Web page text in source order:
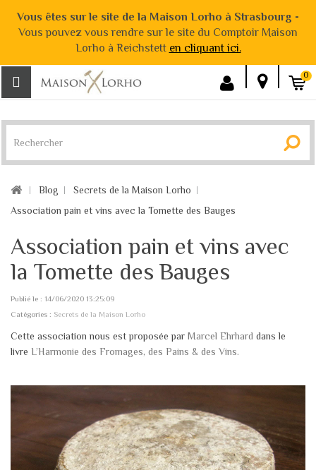
Vous êtes sur le site de la Maison Lorho à Strasbourg -
Vous pouvez vous rendre sur le site du Comptoir Maison
Lorho à Reichstett en cliquant ici.
0
Blog
Secrets de la Maison Lorho
Association pain et vins avec la Tomette des Bauges
Association pain et vins avec
la Tomette des Bauges
Publié le : 14/06/2020 13:25:09
Catégories : Secrets de la Maison Lorho
Cette association nous est proposée par Marcel Ehrhard dans le
livre L’Harmonie des Fromages, des Pains & des Vins.